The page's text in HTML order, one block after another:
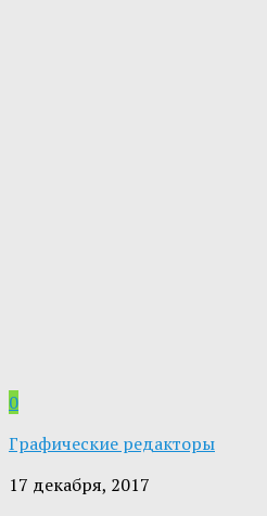
0
Графические редакторы
17 декабря, 2017